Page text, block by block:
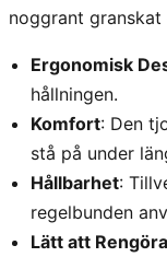
noggrant
Ergonomisk
hållningen.
Komfort: Den
stå på under
Hållbarhet:
regelbunden
Lätt att Rengöra